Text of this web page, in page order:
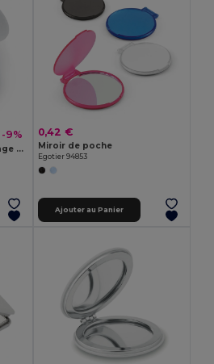
-9%
MIRATE Miroir de Maquillage Compact Élégant
0,42 €
Miroir de poche
Egotier 94853
Ajouter au Panier